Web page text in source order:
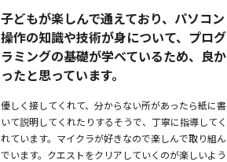
子どもが楽しんで通えており、パソコン
操作の知識や技術が身について、プログ
ラミングの基礎が学べているため、良か
ったと思っています。
優しく接してくれて、分からない所があったら紙に書
いて説明してくれたりするそうで、丁寧に指導してく
れています。マイクラが好きなので楽しんで取り組ん
でいます。クエストをクリアしていくのが楽しいよう